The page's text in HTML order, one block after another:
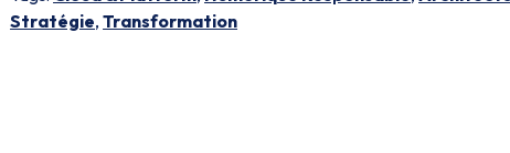
Stratégie,Transformation